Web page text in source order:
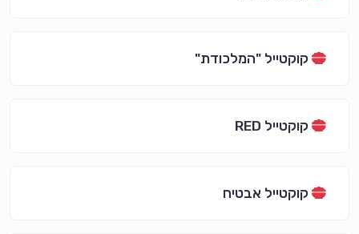
קוקטייל "המלכודת"
קוקטייל RED
קוקטייל אבטיח